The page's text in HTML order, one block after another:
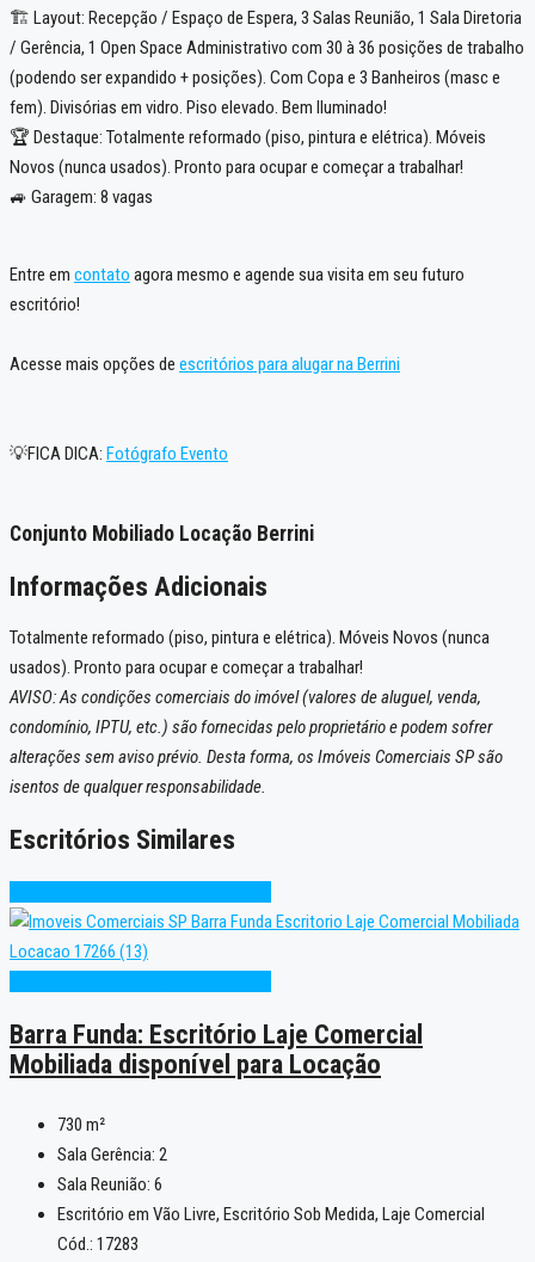
🏗️ Layout: Recepção / Espaço de Espera, 3 Salas Reunião, 1 Sala Diretoria
/ Gerência, 1 Open Space Administrativo com 30 à 36 posições de trabalho
(podendo ser expandido + posições). Com Copa e 3 Banheiros (masc e
fem). Divisórias em vidro. Piso elevado. Bem Iluminado!
🏆 Destaque: Totalmente reformado (piso, pintura e elétrica). Móveis
Novos (nunca usados). Pronto para ocupar e começar a trabalhar!
🚙 Garagem: 8 vagas
Entre em contato agora mesmo e agende sua visita em seu futuro
escritório!
Acesse mais opções de escritórios para alugar na Berrini
💡FICA DICA: Fotógrafo Evento
Conjunto Mobiliado Locação Berrini
Informações Adicionais
Totalmente reformado (piso, pintura e elétrica). Móveis Novos (nunca
usados). Pronto para ocupar e começar a trabalhar!
AVISO: As condições comerciais do imóvel (valores de aluguel, venda,
condomínio, IPTU, etc.) são fornecidas pelo proprietário e podem sofrer
alterações sem aviso prévio. Desta forma, os Imóveis Comerciais SP são
isentos de qualquer responsabilidade.
Escritórios Similares
Barra Funda: Escritório Laje Comercial
Mobiliada disponível para Locação
730 m²
Sala Gerência: 2
Sala Reunião: 6
Escritório em Vão Livre, Escritório Sob Medida, Laje Comercial
Cód.: 17283